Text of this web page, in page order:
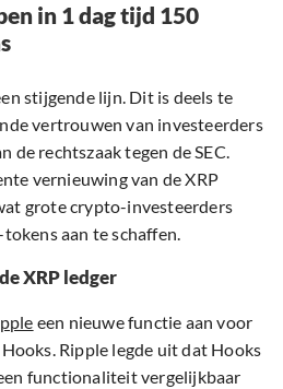
in 1 dag tijd 150
stijgende lijn. Dit is deels te
vertrouwen van investeerders
de rechtszaak tegen de SEC.
vernieuwing van de XRP
grote crypto-investeerders
aan te schaffen.
XRP ledger
een nieuwe functie aan voor
Hooks. Ripple legde uit dat Hooks
functionaliteit vergelijkbaar